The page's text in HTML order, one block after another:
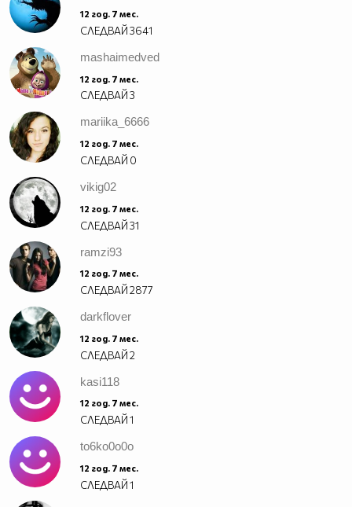
12 год. 7 мес.
СЛЕДВАЙ3641
mashaimedved
12 год. 7 мес.
СЛЕДВАЙ3
mariika_6666
12 год. 7 мес.
СЛЕДВАЙ 0
vikig02
12 год. 7 мес.
СЛЕДВАЙ31
ramzi93
12 год. 7 мес.
СЛЕДВАЙ2877
darkflover
12 год. 7 мес.
СЛЕДВАЙ2
kasi118
12 год. 7 мес.
СЛЕДВАЙ1
to6ko0o0o
12 год. 7 мес.
СЛЕДВАЙ1